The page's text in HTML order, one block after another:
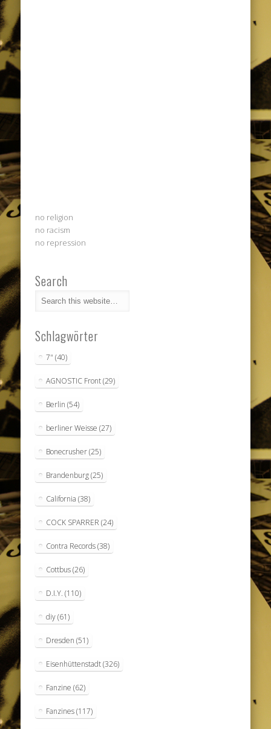
no religion
no racism
no repression
Search
Schlagwörter
7" (40)
AGNOSTIC Front(29)
Berlin (54)
berliner Weisse (27)
Bonecrusher(25)
Brandenburg(25)
California (38)
COCK SPARRER (24)
Contra Records(38)
Cottbus(26)
D.I.Y. (110)
diy(61)
Dresden (51)
Eisenhüttenstadt(326)
Fanzine (62)
Fanzines(117)